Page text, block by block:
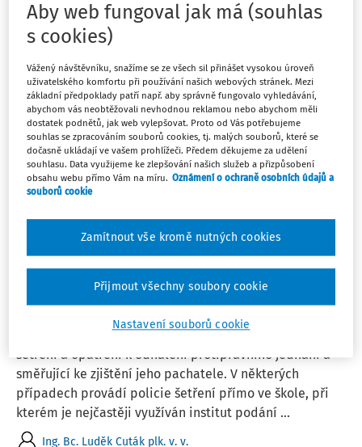
ČLÁNKY
Policie ve škole: Úloha metodika prevence
Setkat se s psychickým nebo fyzickým ubližováním
během školní docházky není bohužel ničím výjimečným,
jak dokazují mnohé průzkumy. V závažných případech
provádí Policie ČR přímo ve škole šetření, při kterém je
nejčastěji využíván institut podání vysvětlení ...
Ing. Bc. Luděk Cuták plk. v. v.
Vydáno:21. 2. 2022 6 minut čtení
ČLÁNKY
Policie ve škole: Další důležité aspekty při
podání vysvětlení žáka
Policie ČR musí ze zákona učinit všechna potřebná
šetření a opatření k odhalení protiprávního jednání a
směřující ke zjištění jeho pachatele. V některých
případech provádí policie šetření přímo ve škole, při
kterém je nejčastěji využíván institut podání ...
Ing. Bc. Luděk Cuták plk. v. v.
Aby web fungoval jak má (souhlas
s cookies)
Vážený návštěvníku, snažíme se ze všech sil přinášet vysokou úroveň
uživatelského komfortu při používání našich webových stránek. Mezi
základní předpoklady patří např. aby správně fungovalo vyhledávání,
abychom vás neobtěžovali nevhodnou reklamou nebo abychom měli
dostatek podnětů, jak web vylepšovat. Proto od Vás potřebujeme
souhlas se zpracováním souborů cookies, tj. malých souborů, které se
dočasně ukládají ve vašem prohlížeči. Předem děkujeme za udělení
souhlasu. Data využijeme ke zlepšování našich služeb a přizpůsobení
obsahu webu přímo Vám na míru. Oznámení o ochraně osobních údajů a
souborů cookie
Nastavení souborů cookie
Zamítnout vše kromě nutných cookies
Přijmout všechny soubory cookie